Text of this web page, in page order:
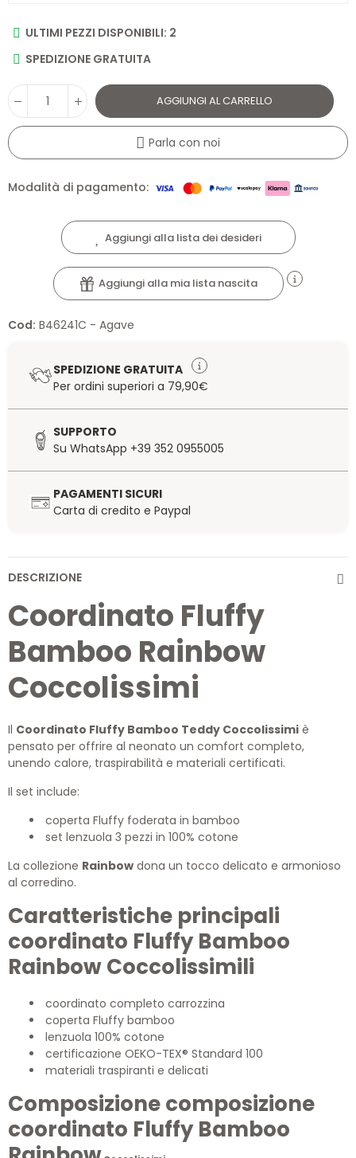
ULTIMI PEZZI DISPONIBILI: 2
SPEDIZIONE GRATUITA
AGGIUNGI AL CARRELLO
Parla con noi
Modalità di pagamento:
Aggiungi alla lista dei desideri
Aggiungi alla mia lista nascita
Cod: B46241C - Agave
SPEDIZIONE GRATUITA
Per ordini superiori a 79,90€
SUPPORTO
Su WhatsApp +39 352 0955005
PAGAMENTI SICURI
Carta di credito e Paypal
DESCRIZIONE
Coordinato Fluffy
Bamboo Rainbow
Coccolissimi
Il Coordinato Fluffy Bamboo Teddy Coccolissimi è
pensato per offrire al neonato un comfort completo,
unendo calore, traspirabilità e materiali certificati.
Il set include:
coperta Fluffy foderata in bamboo
set lenzuola 3 pezzi in 100% cotone
La collezione Rainbow dona un tocco delicato e armonioso
al corredino.
Caratteristiche principali
coordinato Fluffy Bamboo
Rainbow Coccolissimili
coordinato completo carrozzina
coperta Fluffy bamboo
lenzuola 100% cotone
certificazione OEKO-TEX® Standard 100
materiali traspiranti e delicati
Composizione composizione
coordinato Fluffy Bamboo